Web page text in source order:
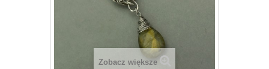
Zobacz większe